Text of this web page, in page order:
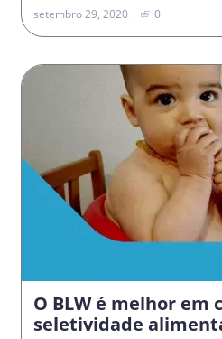
setembro 29, 2020 0
O BLW é melhor em
seletividade